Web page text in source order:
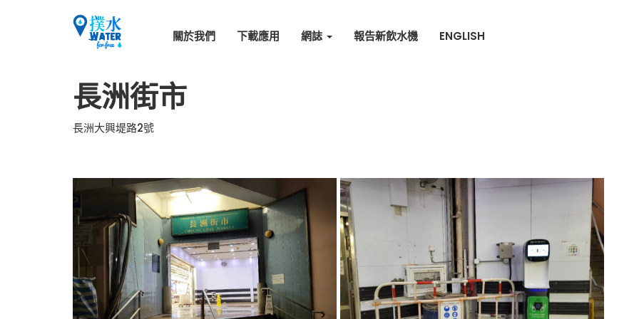
關於我們 下載應用 網誌 報告新飲水機 ENGLISH
長洲街市
長洲大興堤路2號